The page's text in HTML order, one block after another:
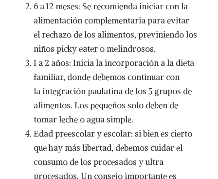
6 a 12 meses: Se recomienda iniciar con la
alimentación complementaria para evitar
el rechazo de los alimentos, previniendo los
niños picky eater o melindrosos.
1 a 2 años: Inicia la incorporación a la dieta
familiar, donde debemos continuar con
la integración paulatina de los 5 grupos de
alimentos. Los pequeños solo deben de
tomar leche o agua simple.
Edad preescolar y escolar: si bien es cierto
que hay más libertad, debemos cuidar el
consumo de los procesados y ultra
procesados. Un consejo importante es